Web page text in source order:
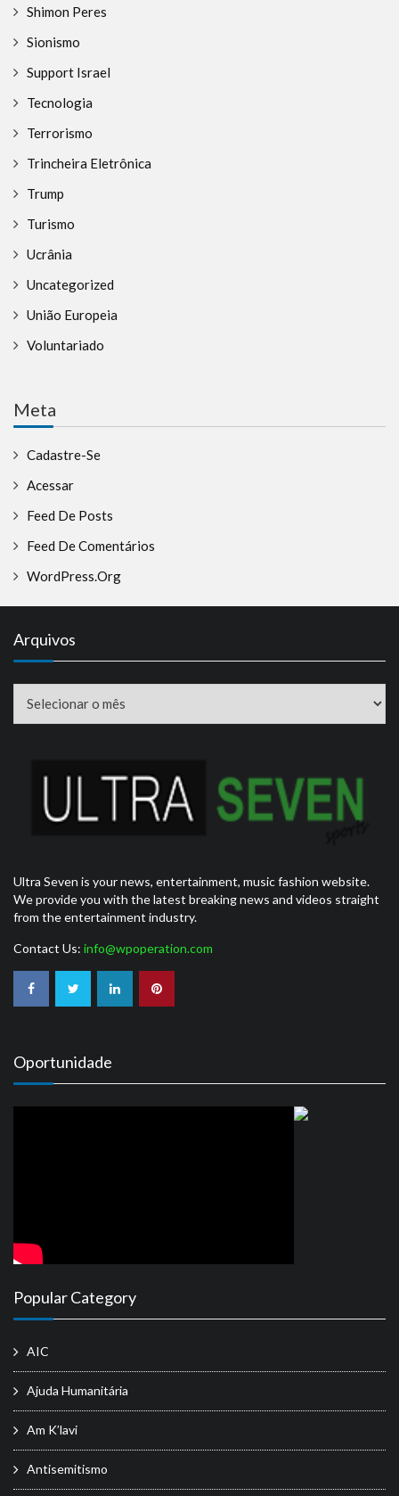
Shimon Peres
Sionismo
Support Israel
Tecnologia
Terrorismo
Trincheira Eletrônica
Trump
Turismo
Ucrânia
Uncategorized
União Europeia
Voluntariado
Meta
Cadastre-Se
Acessar
Feed De Posts
Feed De Comentários
WordPress.org
Arquivos
Ultra Seven is your news, entertainment, music fashion website.
We provide you with the latest breaking news and videos straight
from the entertainment industry.
Contact Us: info@wpoperation.com
Oportunidade
Popular Category
AIC
Ajuda Humanitária
Am K’lavi
Antisemitismo